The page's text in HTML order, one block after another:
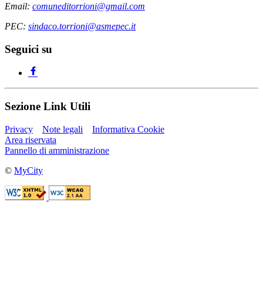
Email: comuneditorrioni@gmail.com
PEC: sindaco.torrioni@asmepec.it
Seguici su
Sezione Link Utili
Privacy Note legali
Informativa Cookie
Area riservata
Pannello di amministrazione
© MyCity